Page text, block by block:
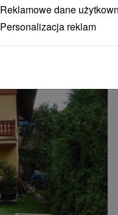
Reklamowe dane
Personalizacja reklam